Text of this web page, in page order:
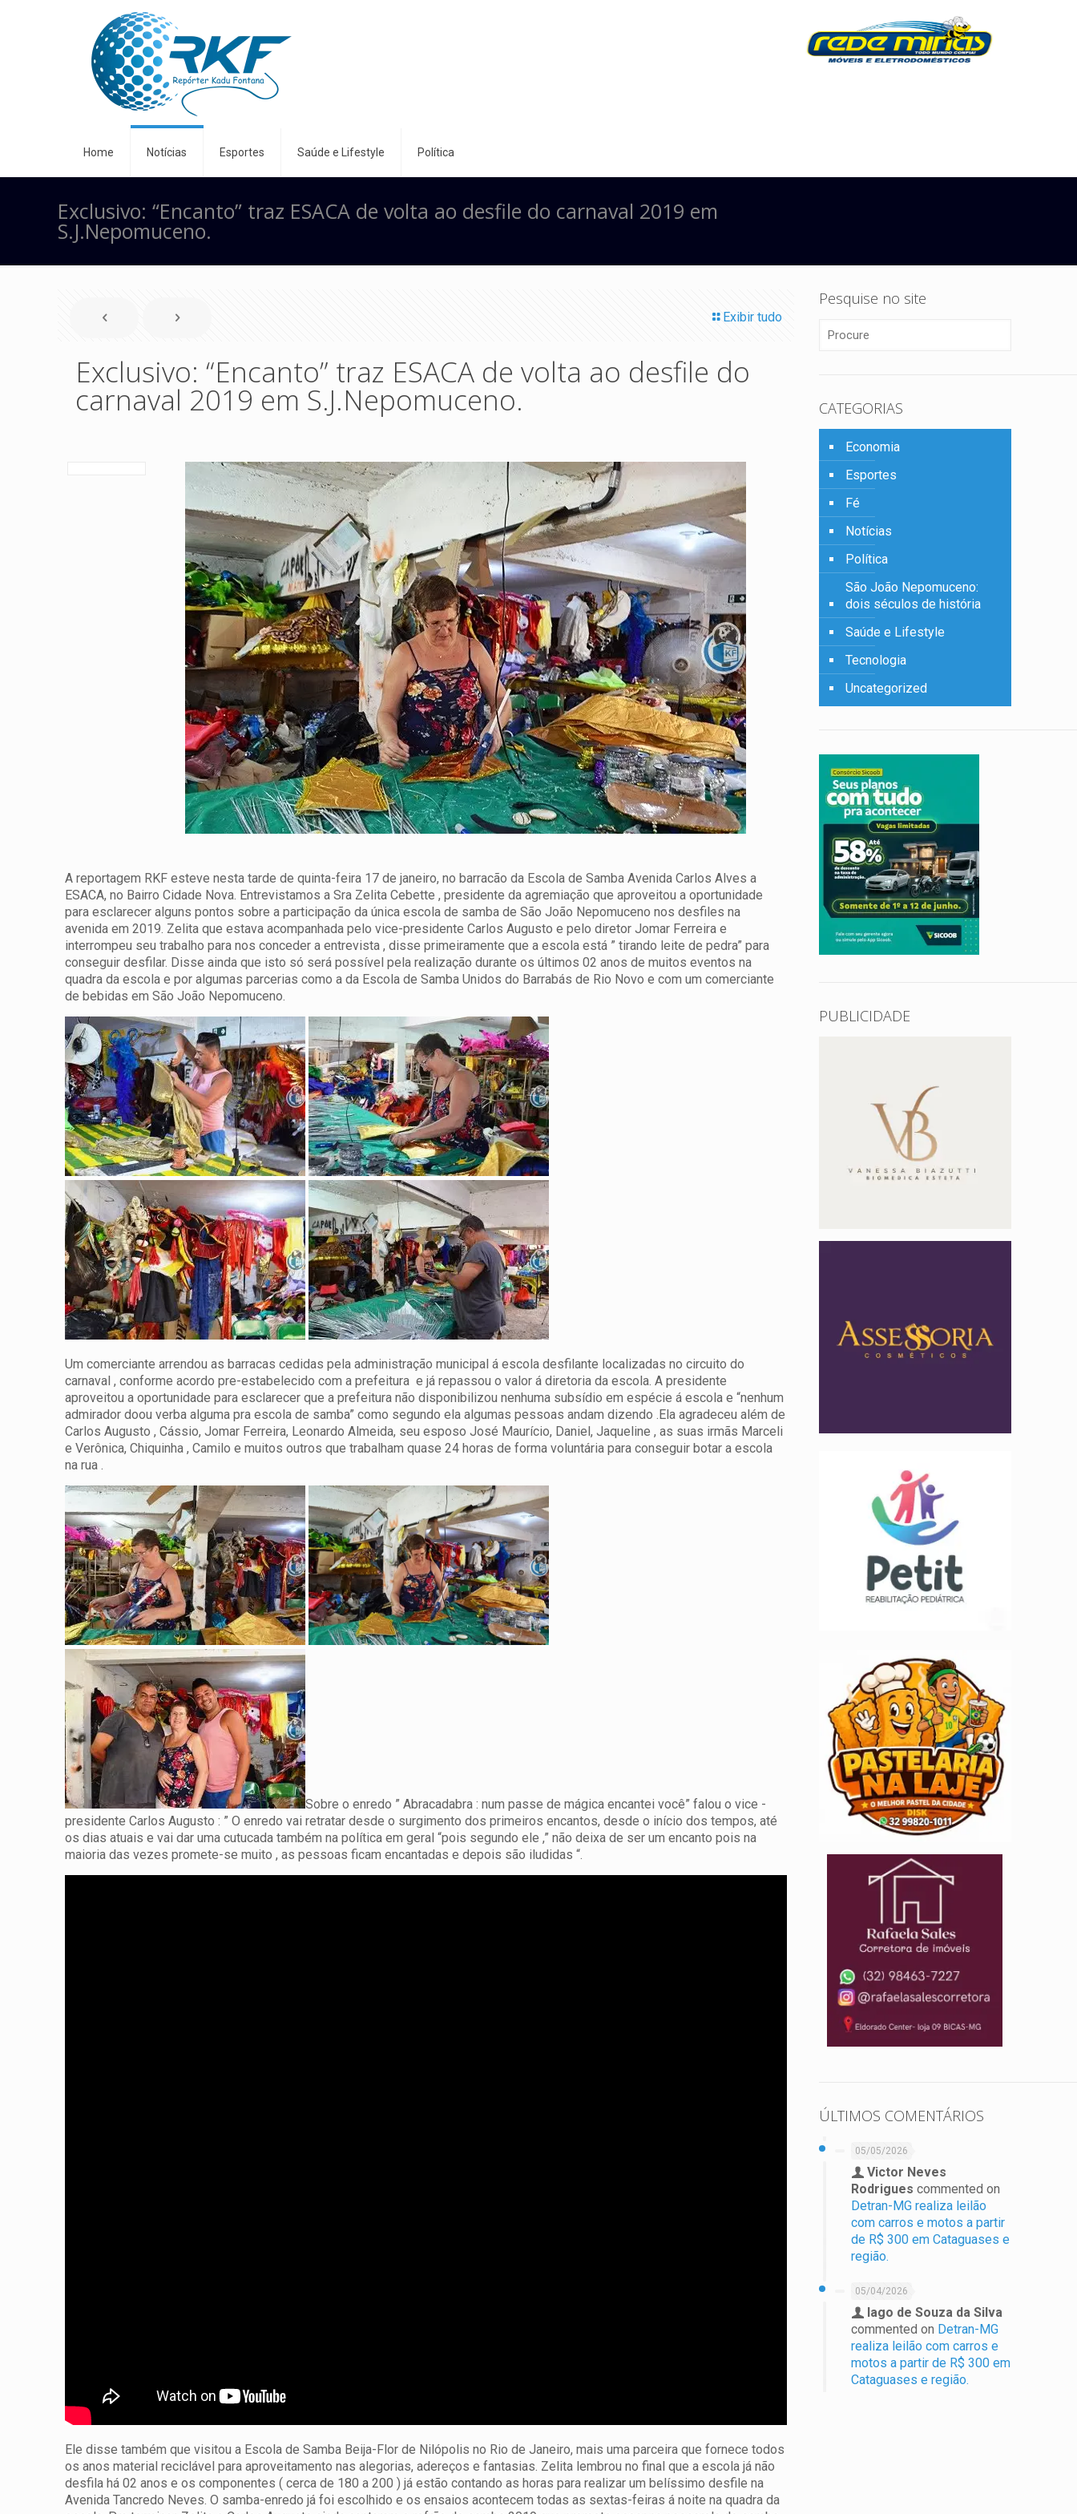
Home Notícias Esportes Saúde e Lifestyle Política
Exclusivo: “Encanto” traz ESACA de volta ao desfile do carnaval 2019 em
S.J.Nepomuceno.
Exibir tudo
Exclusivo: “Encanto” traz ESACA de volta ao desfile do
carnaval 2019 em S.J.Nepomuceno.
A reportagem RKF esteve nesta tarde de quinta-feira 17 de janeiro, no barracão da Escola de Samba Avenida Carlos Alves a
ESACA, no Bairro Cidade Nova. Entrevistamos a Sra Zelita Cebette , presidente da agremiação que aproveitou a oportunidade
para esclarecer alguns pontos sobre a participação da única escola de samba de São João Nepomuceno nos desfiles na
avenidaem 2019. Zelita que estava acompanhada pelo vice-presidente Carlos Augusto e pelo diretor Jomar Ferreira e
interrompeu seu trabalho para nos conceder a entrevista , disse primeiramente que a escola está ” tirando leite de pedra” para
conseguir desfilar. Disse ainda que isto só será possível pela realização durante os últimos 02 anos de muitos eventos na
quadra da escola e por algumas parcerias como a da Escola de Samba Unidos do Barrabás de Rio Novo e com um comerciante
de bebidas em São João Nepomuceno.
Um comerciante arrendou as barracas cedidas pela administração municipal á escola desfilante localizadas no circuito do
carnaval , conforme acordo pre-estabelecido com a prefeitura e já repassou o valor á diretoria da escola. A presidente
aproveitou a oportunidade para esclarecer que a prefeitura não disponibilizou nenhuma subsídio em espécie á escola e “nenhum
admirador doou verba alguma pra escola de samba” como segundo ela algumas pessoas andam dizendo .Ela agradeceu além de
Carlos Augusto , Cássio, Jomar Ferreira, Leonardo Almeida, seu esposo José Maurício, Daniel, Jaqueline , as suas irmãs Marceli
e Verônica, Chiquinha , Camilo e muitos outros que trabalham quase 24 horas de forma voluntária para conseguir botar a escola
na rua .
Sobre o enredo ” Abracadabra : num passe de mágica encantei você” falou o vice -
presidente Carlos Augusto : ” O enredo vai retratar desde o surgimento dos primeiros encantos, desde o início dos tempos, até
os dias atuais e vai dar uma cutucada também na política em geral “pois segundo ele ,” não deixa de ser um encanto pois na
maioria das vezes promete-se muito , as pessoas ficam encantadas e depois são iludidas “.
Ele disse também que visitou a Escola de Samba Beija-Flor de Nilópolis no Rio de Janeiro, mais uma parceira que fornece todos
os anos material reciclável para aproveitamento nas alegorias, adereços e fantasias. Zelita lembrou no final que a escola já não
desfila há 02 anos e os componentes ( cerca de 180 a 200 ) já estão contando as horas para realizar um belíssimo desfile na
Avenida Tancredo Neves. O samba-enredo já foi escolhido e os ensaios acontecem todas as sextas-feiras á noite na quadra da
Pesquise no site
CATEGORIAS
Economia
Esportes
Fé
Notícias
Política
São João Nepomuceno:
dois séculos de história
Saúde e Lifestyle
Tecnologia
Uncategorized
PUBLICIDADE
ÚLTIMOS COMENTÁRIOS
05/05/2026
Victor Neves
Rodrigues commented on
Detran-MG realiza leilão
com carros e motos a partir
de R$ 300 em Cataguases e
região.
05/04/2026
Iago de Souza da Silva
commented on Detran-MG
realiza leilão com carros e
motos a partir de R$ 300 em
Cataguases e região.